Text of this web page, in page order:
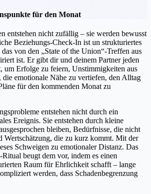
für den Monat
entstehen nicht zufällig – sie werden bewusst
Beziehungs-Check-In ist un strukturiertes
von den „State of the Union“-Treffen aus
ist. Er gibt dir und deinem Partner jeden
um Erfolge zu feiern, Unstimmigkeiten aus
die emotionale Nähe zu vertiefen, den Alltag
für den kommenden Monat zu
entstehen nicht durch ein
Ereignis. Sie entstehen durch kleine
bleiben, Bedürfnisse, die nicht
Wertschätzung, die zu kurz kommt. Mit der
Schweigen zu emotionaler Distanz. Das
beugt dem vor, indem es einen
Raum für Ehrlichkeit schafft – lange
werden, dass Schadenbegrenzung